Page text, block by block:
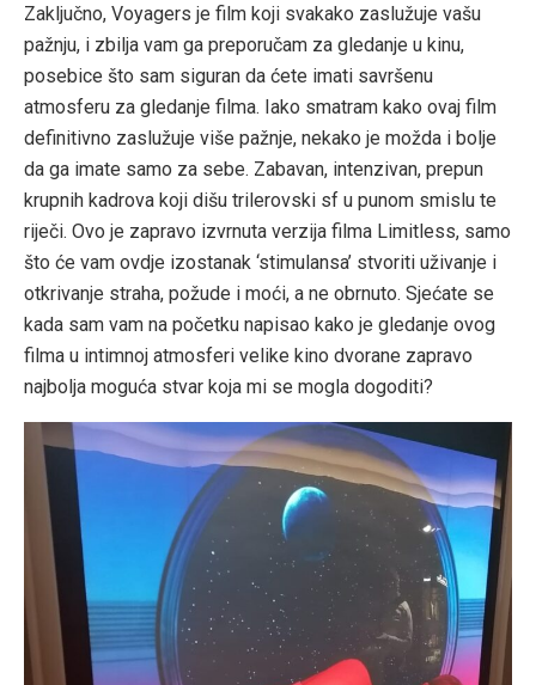
Zaključno, Voyagers je film koji svakako zaslužuje vašu
pažnju, i zbilja vam ga preporučam za gledanje u kinu,
posebice što sam siguran da ćete imati savršenu
atmosferu za gledanje filma. Iako smatram kako ovaj film
definitivno zaslužuje više pažnje, nekako je možda i bolje
da ga imate samo za sebe. Zabavan, intenzivan, prepun
krupnih kadrova koji dišu trilerovski sf u punom smislu te
riječi. Ovo je zapravo izvrnuta verzija filma Limitless, samo
što će vam ovdje izostanak ‘stimulansa’ stvoriti uživanje i
otkrivanje straha, požude i moći, a ne obrnuto. Sjećate se
kada sam vam na početku napisao kako je gledanje ovog
filma u intimnoj atmosferi velike kino dvorane zapravo
najbolja moguća stvar koja mi se mogla dogoditi?